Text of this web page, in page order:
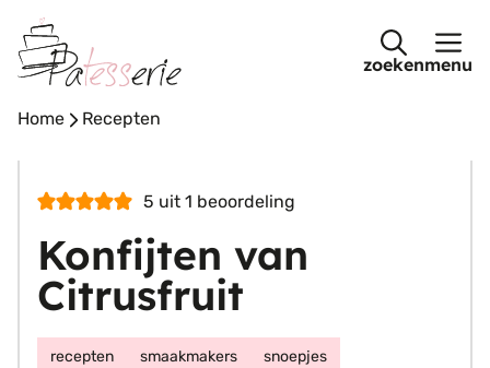
naar
de
menu
Home - Recepten
5 uit 1 beoordeling
Konfijten van
Citrusfruit
recepten smaakmakers snoepjes